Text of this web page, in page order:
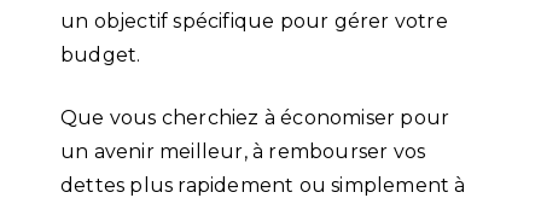
un objectif spécifique pour gérer votre
budget.
Que vous cherchiez à économiser pour
un avenir meilleur, à rembourser vos
dettes plus rapidement ou simplement à